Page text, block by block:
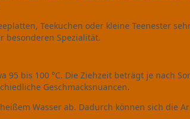
Teekuchen oder kleine Teenester
besonderen Spezialität.
bis 100 °C. Die Ziehzeit beträgt je nach
Geschmacksnuancen.
Wasser ab. Dadurch können sich die